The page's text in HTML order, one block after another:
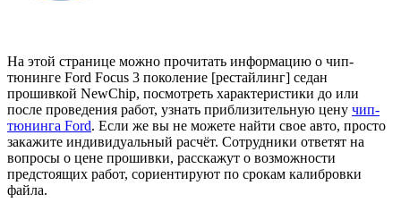
На этой странице можно прочитать информацию о чип-
тюнинге Ford Focus 3 поколение [рестайлинг] седан
прошивкой NewChip, посмотреть характеристики до или
после проведения работ, узнать приблизительную цену чип-
тюнинга Ford. Если же вы не можете найти свое авто, просто
закажите индивидуальный расчёт. Сотрудники ответят на
вопросы о цене прошивки, расскажут о возможности
предстоящих работ, сориентируют по срокам калибровки
файла.